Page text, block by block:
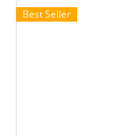
Best Seller